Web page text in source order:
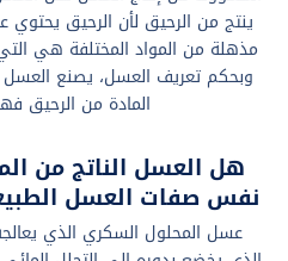
ينتج من الرحيق لأن الرحيق
مذهلة من المواد المختلفة هي
وبحكم تعريف العسل، يصنع العسل
المادة من الرحيق
هل العسل الناتج من
نفس صفات العسل
عسل المحلول السكري الذي